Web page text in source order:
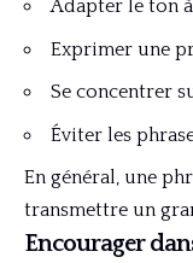
Adapter le ton
Exprimer une
Se concentrer
Éviter les
En général, une
transmettre un
Encourager